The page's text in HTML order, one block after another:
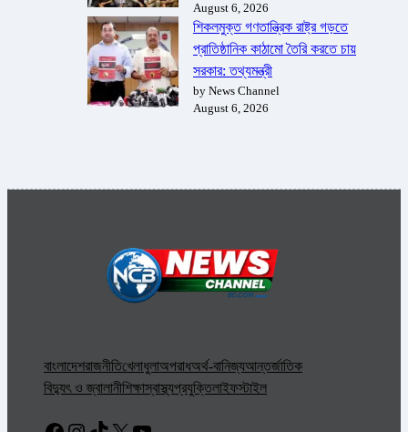
August 6, 2026
শিকলমুক্ত গণতান্ত্রিক রাষ্ট্র গড়তে
প্রাতিষ্ঠানিক কাঠামো তৈরি করতে চায়
সরকার: তথ্যমন্ত্রী
by News Channel
August 6, 2026
বাংলাদেশরাজনীতিখেলাধুলাঅপরাধঅর্থ-বানিজ্যআন্তর্জাতিক
বিদ্যুৎ ও জ্বালানীশিক্ষাস্বাস্থ্যপ্রযুক্তিলাইফস্টাইল